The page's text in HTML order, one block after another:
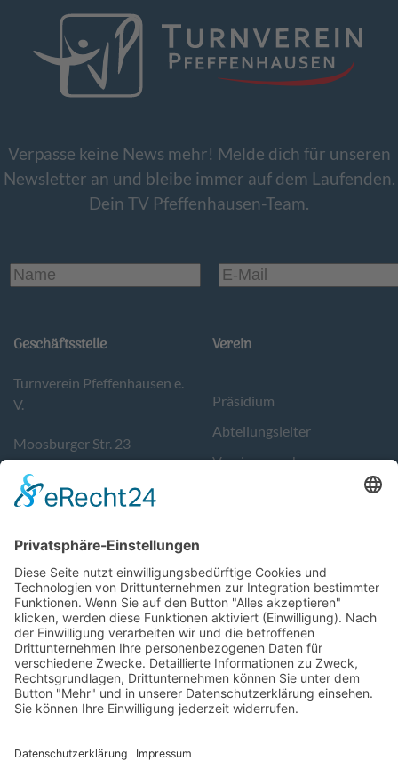
Verpasse keine News mehr! Melde dich für unseren
Newsletter an und bleibe immer auf dem Laufenden.
Dein TV Pfeffenhausen-Team.
Geschäftsstelle
Turnverein Pfeffenhausen e.
V.
Moosburger Str. 23
84076 Pfeffenhausen
Tel. 08782/9783400
Geschäftszeiten:
Donnerstag von 17-19 Uhr.
Verein
Präsidium
Abteilungsleiter
Vereinsausschuss
Support
Impressum
Datenschutz
Login
Follow Us
tvpfeffenhausen